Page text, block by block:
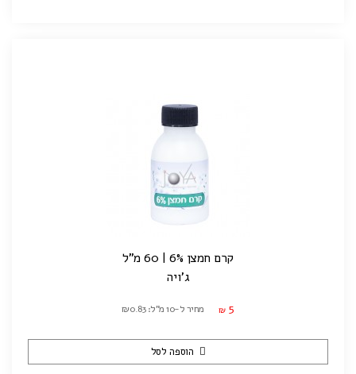
קרם חמצן 6% | 60 מ"ל
ג'ויה
₪ 5 מחיר ל-10 מ"ל: ₪0.83
הוספה לסל